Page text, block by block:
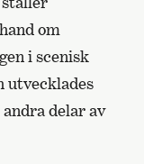
om
i scenisk
utvecklades
delar av